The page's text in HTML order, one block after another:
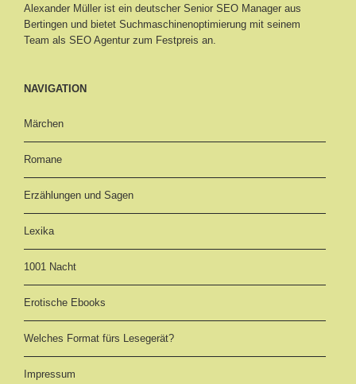
Alexander Müller ist ein deutscher Senior SEO Manager aus
Bertingen und bietet Suchmaschinenoptimierung mit seinem
Team als SEO Agentur zum Festpreis an.
NAVIGATION
Märchen
Romane
Erzählungen und Sagen
Lexika
1001 Nacht
Erotische Ebooks
Welches Format fürs Lesegerät?
Impressum